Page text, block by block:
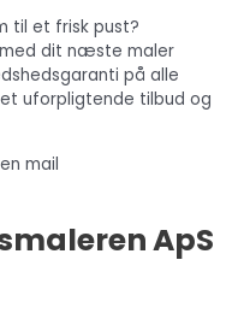
til et frisk pust?
dit næste maler
på alle
uforpligtende tilbud og
mail
ApS